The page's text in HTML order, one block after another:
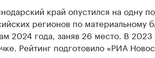
край опустился на одну
регионов по материальному
2024 года, заняв 26 место. В
Рейтинг подготовило «РИА